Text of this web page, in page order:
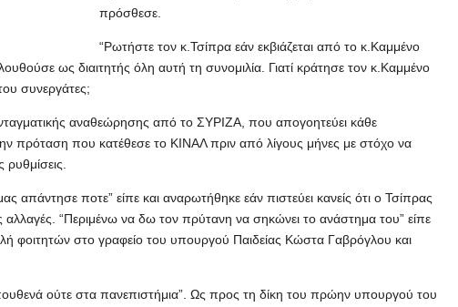
πρόσθεσε.
“Ρωτήστε τον κ.Τσίπρα εάν εκβιάζεται από το κ.Καμμένο
ως διαιτητής όλη αυτή τη συνομιλία. Γιατί κράτησε τον κ.Καμμένο
συνεργάτες;
αναθεώρησης από το ΣΥΡΙΖΑ, που απογοητεύει κάθε
πρόταση που κατέθεσε το ΚΙΝΑΛ πριν από λίγους μήνες με στόχο να
απάντησε ποτε” είπε και αναρωτήθηκε εάν πιστεύει κανείς ότι ο Τσίπρας
αλλαγές. “Περιμένω να δω τον πρύτανη να σηκώνει το ανάστημα του” είπε
φοιτητών στο γραφείο του υπουργού Παιδείας Κώστα Γαβρόγλου και
ούτε στα πανεπιστήμια”. Ως προς τη δίκη του πρώην υπουργού του